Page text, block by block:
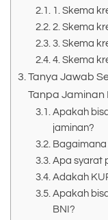
1. Skema
2. Skema
3. Skema
4. Skema
Tanya Jawab
Tanpa Jaminan
Apakah
jaminan?
Apa syarat
Adakah
Apakah
BNI?